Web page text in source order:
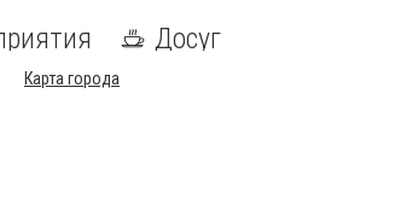
Досуг
Карта города